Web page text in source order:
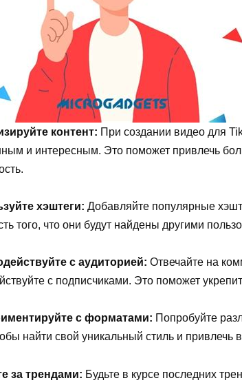
контент: При создании видео для
и интересным. Это поможет привлечь
хэштеги: Добавляйте популярные
того, что они будут найдены другими
с аудиторией: Отвечайте на
с подписчиками. Это поможет
с форматами: Попробуйте
найти свой уникальный стиль и привлечь
за трендами: Будьте в курсе последних